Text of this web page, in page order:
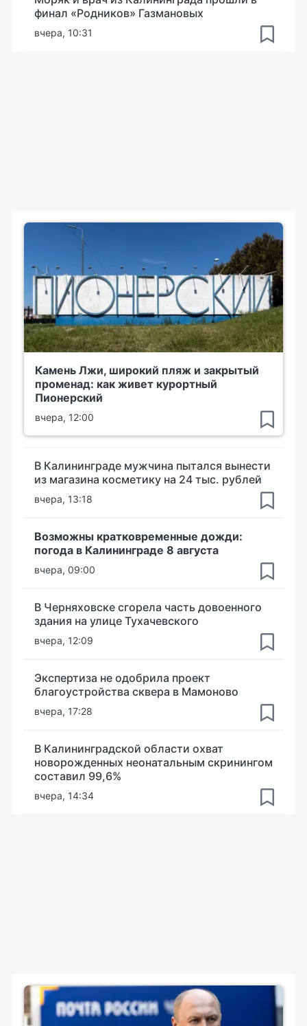
финал «Родников» Газмановых
вчера, 10:31
Камень Лжи, широкий пляж и закрытый
променад: как живет курортный
Пионерский
вчера, 12:00
В Калининграде мужчина пытался вынести
из магазина косметику на 24 тыс. рублей
вчера, 13:18
Возможны кратковременные дожди:
погода в Калининграде 8 августа
вчера, 09:00
В Черняховске сгорела часть довоенного
здания на улице Тухачевского
вчера, 12:09
Экспертиза не одобрила проект
благоустройства сквера в Мамоново
вчера, 17:28
В Калининградской области охват
новорожденных неонатальным скринингом
составил 99,6%
вчера, 14:34